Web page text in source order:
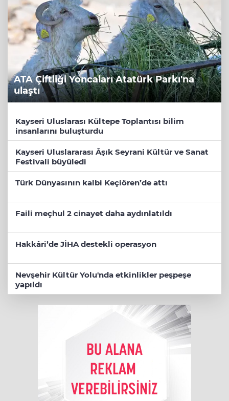
ATA Çiftliği Yoncaları Atatürk Parkı'na
ulaştı
Kayseri Uluslarası Kültepe Toplantısı bilim
insanlarını buluşturdu
Kayseri Uluslararası Âşık Seyrani Kültür ve Sanat
Festivali büyüledi
Türk Dünyasının kalbi Keçiören’de attı
Faili meçhul 2 cinayet daha aydınlatıldı
Hakkâri’de JİHA destekli operasyon
Nevşehir Kültür Yolu'nda etkinlikler peşpeşe
yapıldı